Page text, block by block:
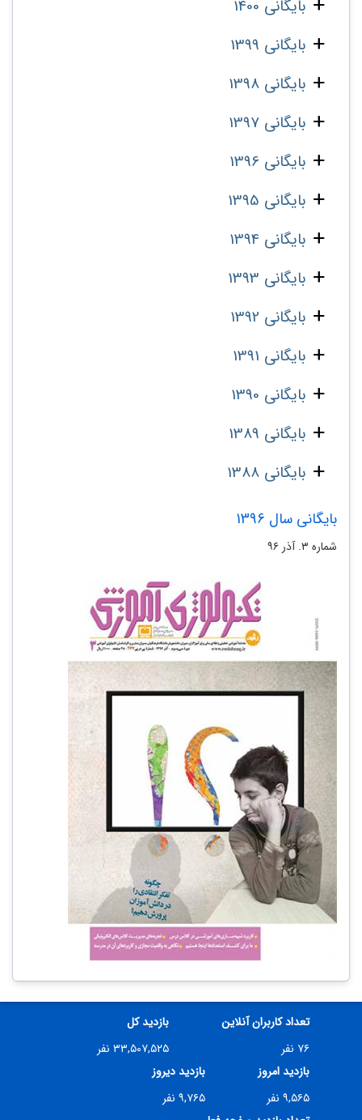
بایگانی 1400
بایگانی 1399
بایگانی 1398
بایگانی 1397
بایگانی 1396
بایگانی 1395
بایگانی 1394
بایگانی 1393
بایگانی 1392
بایگانی 1391
بایگانی 1390
بایگانی 1389
بایگانی 1388
بایگانی سال 1396
شماره ۳. آذر ۹۶
تعداد کاربران آنلاین
۷۶ نفر
بازدید کل
۳۳,۵۰۷,۵۲۵ نفر
بازدید امروز
۹,۵۶۵ نفر
بازدید دیروز
۹,۷۶۵ نفر